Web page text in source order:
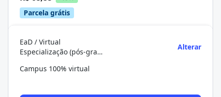
Parcela grátis
EaD / Virtual
Especialização (pós-graduação)
Alterar
Campus 100% virtual